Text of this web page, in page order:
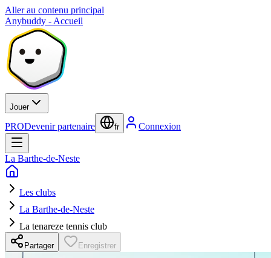
Aller au contenu principal
Anybuddy - Accueil
Jouer
PRODevenir partenaire fr Connexion
La Barthe-de-Neste
Les clubs
La Barthe-de-Neste
La tenareze tennis club
Partager Enregistrer